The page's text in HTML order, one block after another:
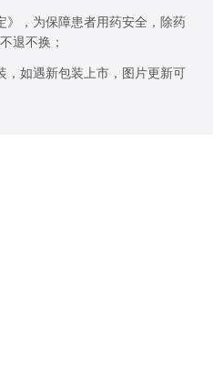
》，为保障患者用药安全，除药
退不换；
，如遇新包装上市，图片更新可